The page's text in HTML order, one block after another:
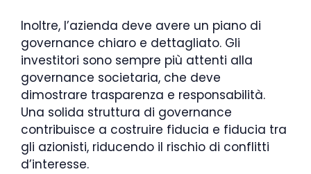
Inoltre, l’azienda deve avere un piano di
governance chiaro e dettagliato. Gli
investitori sono sempre più attenti alla
governance societaria, che deve
dimostrare trasparenza e responsabilità.
Una solida struttura di governance
contribuisce a costruire fiducia e fiducia tra
gli azionisti, riducendo il rischio di conflitti
d’interesse.